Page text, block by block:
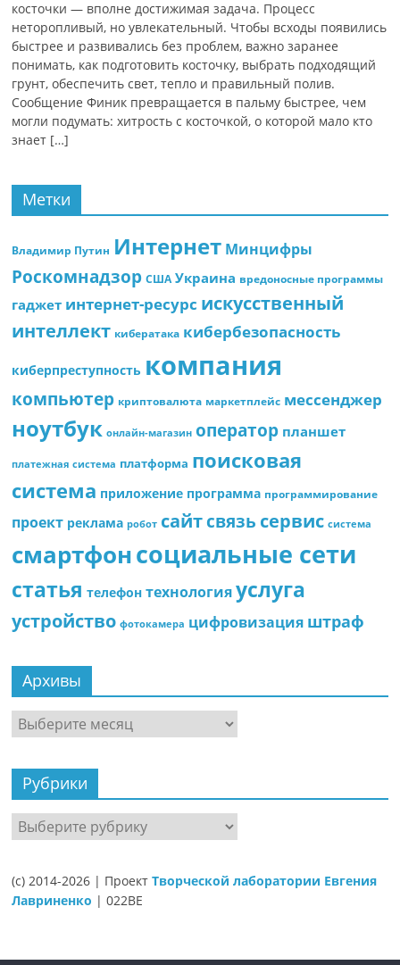
косточки — вполне достижимая задача. Процесс
неторопливый, но увлекательный. Чтобы всходы появились
быстрее и развивались без проблем, важно заранее
понимать, как подготовить косточку, выбрать подходящий
грунт, обеспечить свет, тепло и правильный полив.
Сообщение Финик превращается в пальму быстрее, чем
могли подумать: хитрость с косточкой, о которой мало кто
знает […]
Метки
Владимир Путин Интернет Минцифры
Роскомнадзор США Украина вредоносные программы
гаджет интернет-ресурс искусственный
интеллект кибератака кибербезопасность
киберпреступность компания
компьютер криптовалюта маркетплейс мессенджер
ноутбук онлайн-магазин оператор планшет
платежная система платформа поисковая
система приложение программа программирование
проект реклама робот сайтсвязь сервис система
смартфонсоциальные сети
статья телефон технология услуга
устройство фотокамера цифровизация штраф
Архивы
Архивы
Рубрики
Рубрики
(c) 2014-2026 | ПроектТворческой лаборатории Евгения
Лавриненко | 022BE